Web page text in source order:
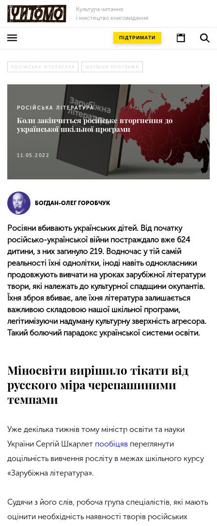
Культура читання
і мистецтво книговидання
ПІДТРИМАТИ
РОСІЙСЬКА ЛІТЕРАТУРА ШКІЛЬНА ПРОГРАМА
РОСІЙСЬКА ЛІТЕРАТУРА
Коли закінчиться російське вторгнення до
української шкільної програми
11.05.2022
БОГДАН-ОЛЕГ ГОРОБЧУК
Росіяни вбивають українських дітей. Від початку
російсько-української війни постраждало вже 624
дитини, з них загинуло 219. Водночас у тій самій
реальності їхні однолітки, іноді навіть однокласники
продовжують вивчати на уроках зарубіжної літератури
твори, які належать до культурної спадщини окупантів.
Їхня зброя вбиває, але їхня література залишається
важливою складовою нашої шкільної програми,
легітимізуючи надуману культурну зверхність агресора.
Такий болючий парадокс української системи освіти.
Міносвіти вирішило тікати від
русского міра черепашиними
темпами
Уже декілька тижнів тому міністр освіти та науки
України Сергій Шкарлет пообіцяв переглянути
доцільність вивчення росліту в межах шкільного курсу
«Зарубіжна література».
Судячи з його слів, робоча група спеціалістів, які мають
оцінити необхідність наявності творів російських